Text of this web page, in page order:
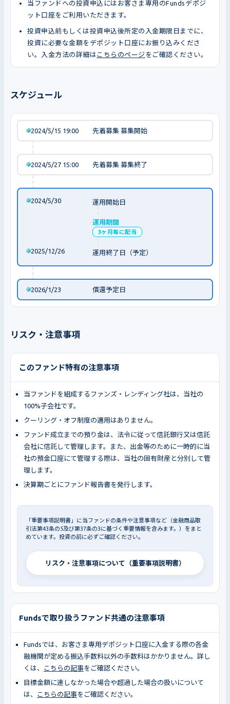
当ファンドへの投資申込にはお客さま専用のFundsデポジ
ット口座をご利用いただきます。
投資申込前もしくは投資申込後所定の入金期限日までに、
投資に必要な金額をデポジット口座にお振り込みくださ
い。入金方法の詳細は こちらのページ をご確認ください。
スケジュール
2024/5/15 19:00 先着募集 募集開始
2024/5/27 15:00 先着募集 募集終了
2024/5/30 運用開始日
運用期間
3ヶ月毎に配当
2025/12/26 運用終了日（予定）
2026/1/23 償還予定日
リスク・注意事項
このファンド特有の注意事項
当ファンドを組成するファンズ・レンディング社は、当社の
100%子会社です。
クーリング・オフ制度の適用はありません。
ファンド成立までの預り金は、法令に従って信託銀行又は信託
会社に信託して管理します。また、出金等のために一時的に当
社の預金口座にて管理する際は、当社の固有財産と分別して管
理します。
決算期ごとにファンド報告書を発行します。
「重要事項説明書」に当ファンドの条件や注意事項など（金融商品取
引法第43条の5及び第37条の3に基づく重要情報を含みます。）をまと
めています。投資の前に必ずご確認ください。
リスク・注意事項について（重要事項説明書）
Fundsで取り扱うファンド共通の注意事項
Fundsでは、お客さま専用デポジット口座に入金する際の各金
融機関が定める振込手数料以外の手数料はかかりません。詳し
くは、
こちらの記事をご確認ください。
目標金額に達しなかった場合や超過した場合の扱いについて
は、
こちらの記事をご確認ください。